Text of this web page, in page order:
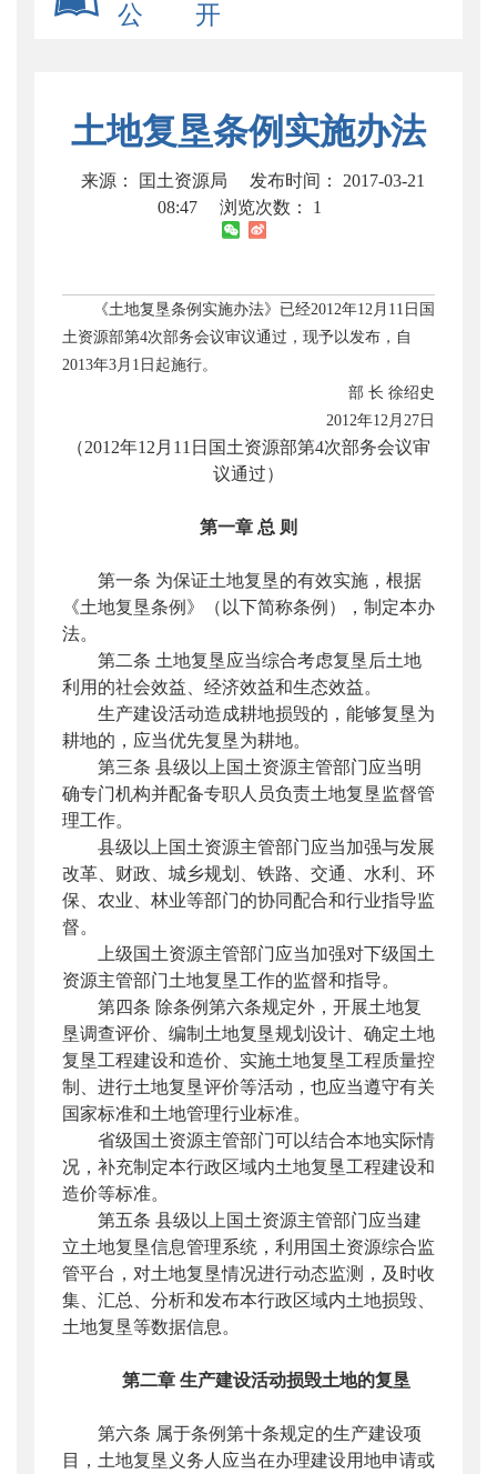
公 开
土地复垦条例实施办法
来源： 囯土资源局
发布时间： 2017-03-21
08:47
浏览次数： 1
《土地复垦条例实施办法》已经2012年12月 11 日国
土资源部第4次部务会议审议通过，现予以发布，自
2013年3月 1 日起施行。
部 长 徐绍史
2012年12月 27 日
（2012年12月11日国土资源部第4次部务会议审
议通过）
第一章 总 则
第一条 为保证土地复垦的有效实施，根据
《土地复垦条例》（以下简称条例），制定本办
法。
第二条 土地复垦应当综合考虑复垦后土地
利用的社会效益、经济效益和生态效益。
生产建设活动造成耕地损毁的，能够复垦为
耕地的，应当优先复垦为耕地。
第三条 县级以上国土资源主管部门应当明
确专门机构并配备专职人员负责土地复垦监督管
理工作。
县级以上国土资源主管部门应当加强与发展
改革、财政、城乡规划、铁路、交通、水利、环
保、农业、林业等部门的协同配合和行业指导监
督。
上级国土资源主管部门应当加强对下级国土
资源主管部门土地复垦工作的监督和指导。
第四条 除条例第六条规定外，开展土地复
垦调查评价、编制土地复垦规划设计、确定土地
复垦工程建设和造价、实施土地复垦工程质量控
制、进行土地复垦评价等活动，也应当遵守有关
国家标准和土地管理行业标准。
省级国土资源主管部门可以结合本地实际情
况，补充制定本行政区域内土地复垦工程建设和
造价等标准。
第五条 县级以上国土资源主管部门应当建
立土地复垦信息管理系统，利用国土资源综合监
管平台，对土地复垦情况进行动态监测，及时收
集、汇总、分析和发布本行政区域内土地损毁、
土地复垦等数据信息。
第二章 生产建设活动损毁土地的复垦
第六条 属于条例第十条规定的生产建设项
目，土地复垦义务人应当在办理建设用地申请或